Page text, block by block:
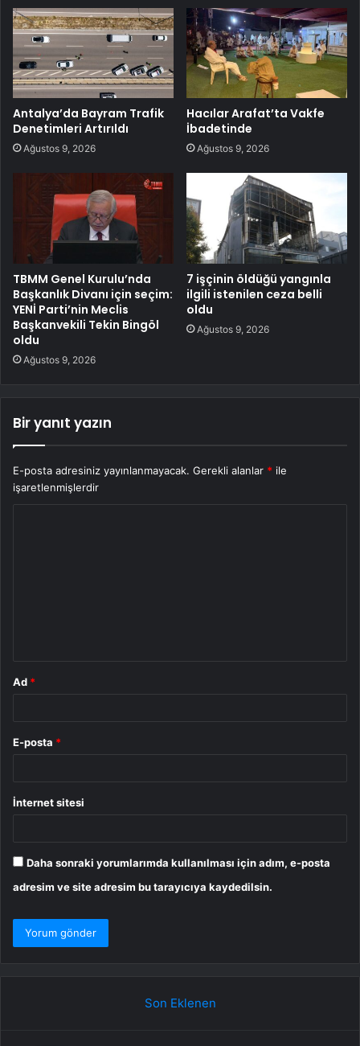
Antalya’da Bayram Trafik
Denetimleri Artırıldı
Ağustos 9, 2026
Hacılar Arafat’ta Vakfe
İbadetinde
Ağustos 9, 2026
TBMM Genel Kurulu’nda
Başkanlık Divanı için seçim:
YENİ Parti’nin Meclis
Başkanvekili Tekin Bingöl
oldu
Ağustos 9, 2026
7 işçinin öldüğü yangınla
ilgili istenilen ceza belli
oldu
Ağustos 9, 2026
Bir yanıt yazın
E-posta adresiniz yayınlanmayacak. Gerekli alanlar * ile
işaretlenmişlerdir
Ad *
E-posta *
İnternet sitesi
Daha sonraki yorumlarımda kullanılması için adım, e-posta
adresim ve site adresim bu tarayıcıya kaydedilsin.
Son Eklenen